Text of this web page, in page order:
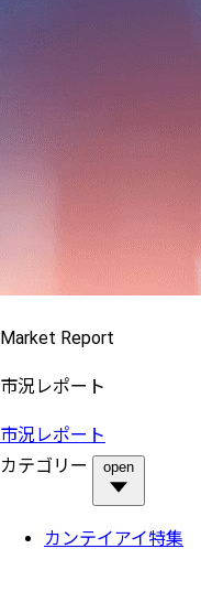
Market Report
市況レポート
市況レポート
カテゴリー
open
カンテイアイ特集